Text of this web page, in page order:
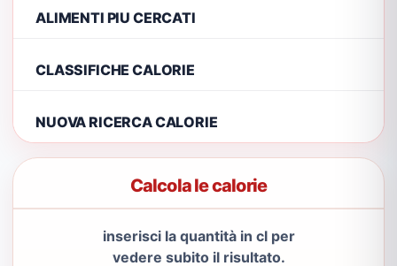
ALIMENTI PIU CERCATI
CLASSIFICHE CALORIE
NUOVA RICERCA CALORIE
Calcola le calorie
inserisci la quantità in cl per
vedere subito il risultato.